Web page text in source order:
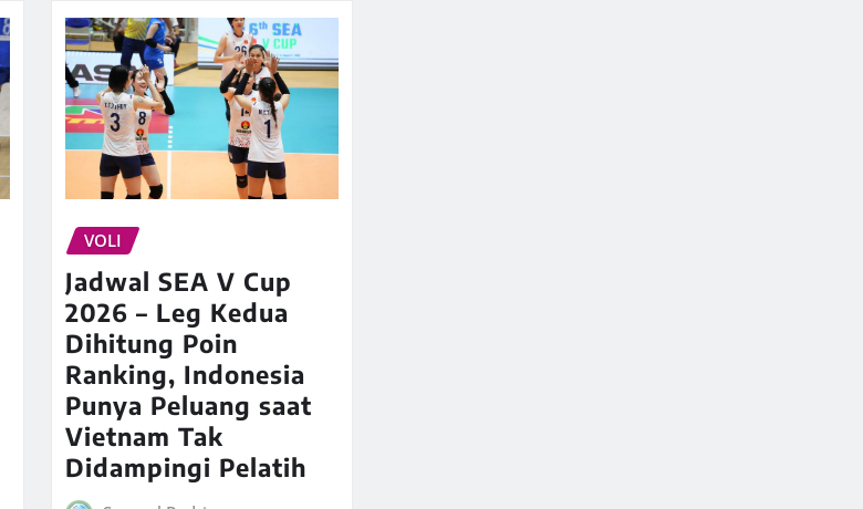
VOLI
Jadwal SEA V Cup
2026 – Leg Kedua
Dihitung Poin
Ranking, Indonesia
Punya Peluang saat
Vietnam Tak
Didampingi Pelatih